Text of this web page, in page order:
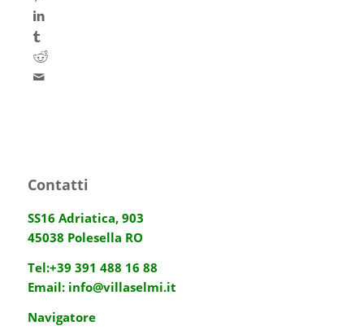
Contatti
SS16 Adriatica, 903
45038 Polesella RO
Tel:+39 391 488 16 88
Email: info@villaselmi.it
Navigatore